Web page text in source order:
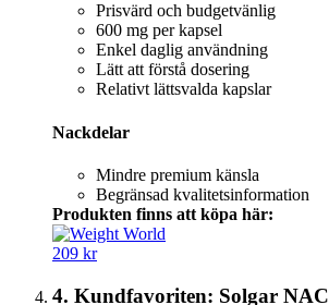
Prisvärd och budgetvänlig
600 mg per kapsel
Enkel daglig användning
Lätt att förstå dosering
Relativt lättsvalda kapslar
Nackdelar
Mindre premium känsla
Begränsad kvalitetsinformation
Produkten finns att köpa här:
209 kr
4. Kundfavoriten: Solgar NAC